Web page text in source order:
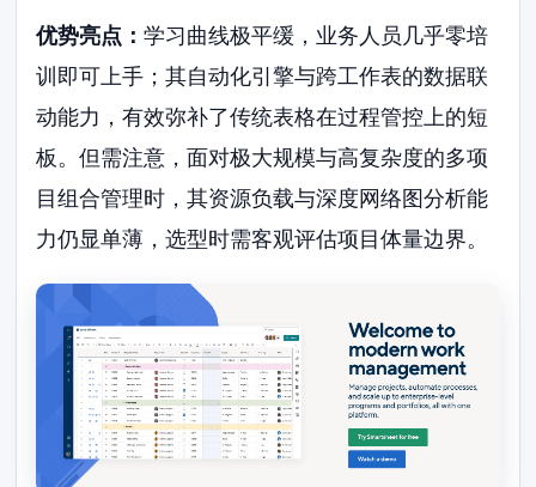
优势亮点：学习曲线极平缓，业务人员几乎零培
训即可上手；其自动化引擎与跨工作表的数据联
动能力，有效弥补了传统表格在过程管控上的短
板。但需注意，面对极大规模与高复杂度的多项
目组合管理时，其资源负载与深度网络图分析能
力仍显单薄，选型时需客观评估项目体量边界。